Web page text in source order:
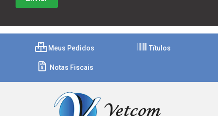
Meus Pedidos Títulos
Notas Fiscais